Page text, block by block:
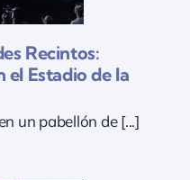
Recintos:
el Estadio de la
un pabellón de [...]